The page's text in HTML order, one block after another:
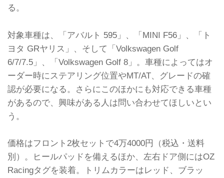
る。
対象車種は、「アバルト 595」、「MINI F56」、「ト
ヨタ GRヤリス」、そして「Volkswagen Golf
6/7/7.5」、「Volkswagen Golf 8」。車種によってはオ
ーダー時にステアリング位置やMT/AT、グレードの確
認が必要になる。さらにこのほかにも対応できる車種
があるので、興味がある人は問い合わせてほしいとい
う。
価格はフロント2枚セットで4万4000円（税込・送料
別）。ヒールパッドを備えるほか、左右ドア側にはOZ
Racingタグを装着。トリムカラーはレッド、ブラッ